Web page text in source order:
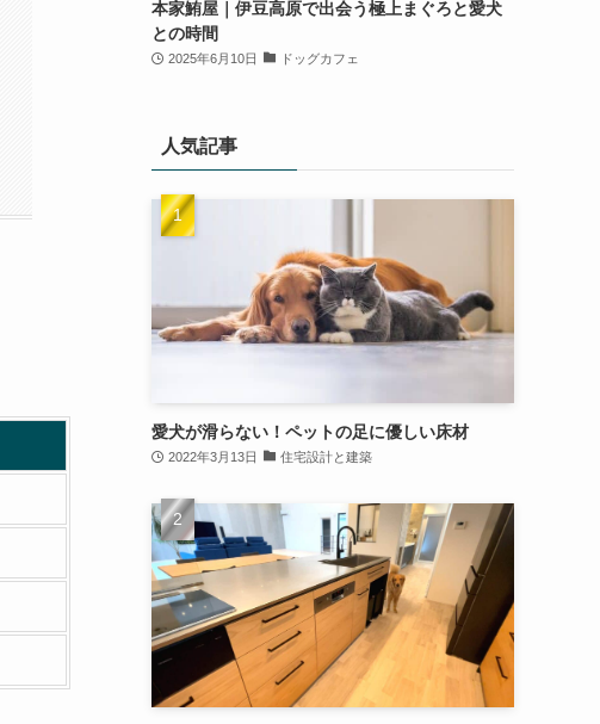
本家鮪屋｜伊豆高原で出会う極上まぐろと愛犬
との時間
2025年6月10日 ドッグカフェ
人気記事
愛犬が滑らない！ペットの足に優しい床材
2022年3月13日 住宅設計と建築